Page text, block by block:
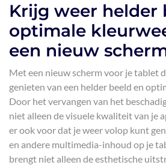
Krijg weer helder
optimale
een nieuw
Met een nieuw scherm voor je tablet
genieten van een helder beeld en
Door het vervangen van het
niet alleen de visuele kwaliteit van je
er ook voor dat je weer volop kunt
en andere multimedia-inhoud op je
brengt niet alleen de esthetische